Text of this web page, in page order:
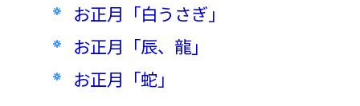
お正月「白うさぎ」
お正月「辰、龍」
お正月「蛇」